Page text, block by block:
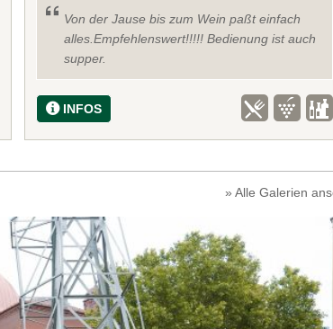
Von der Jause bis zum Wein paßt einfach
alles.Empfehlenswert!!!!! Bedienung ist auch
supper.
INFOS
» Alle Galerien